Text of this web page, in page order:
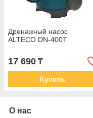
Дренажный насос
ALTECO DN-400T
17 690 ₸
Купить
О нас